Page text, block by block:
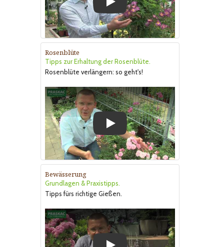
Rosenblüte
Tipps zur Erhaltung der Rosenblüte.
Rosenblüte verlängern: so geht's!
Bewässerung
Grundlagen & Praxistipps.
Tipps fürs richtige Gießen.